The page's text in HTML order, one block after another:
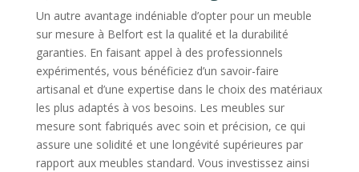
Un autre avantage indéniable d’opter pour un meuble
sur mesure à Belfort est la qualité et la durabilité
garanties. En faisant appel à des professionnels
expérimentés, vous bénéficiez d’un savoir-faire
artisanal et d’une expertise dans le choix des matériaux
les plus adaptés à vos besoins. Les meubles sur
mesure sont fabriqués avec soin et précision, ce qui
assure une solidité et une longévité supérieures par
rapport aux meubles standard. Vous investissez ainsi